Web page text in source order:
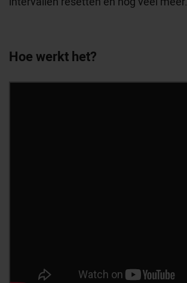
Hoe werkt het?